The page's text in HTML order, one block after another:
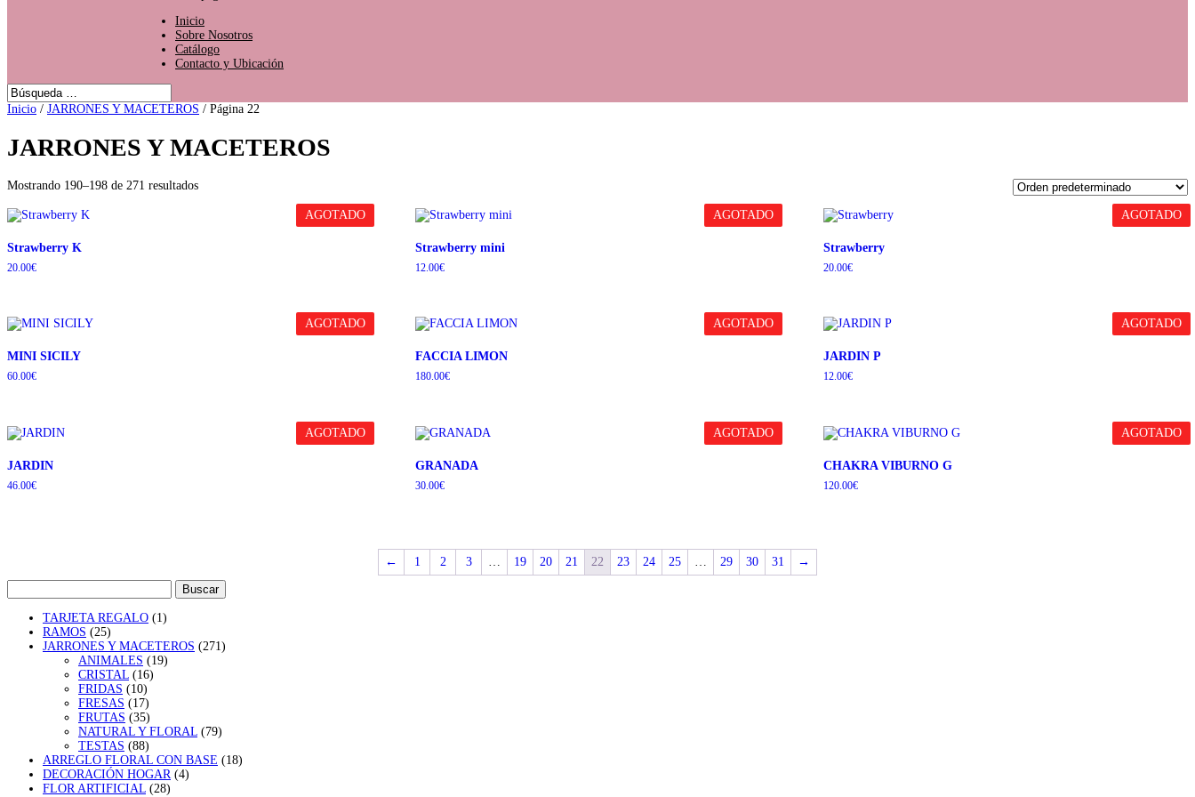
Inicio
Sobre Nosotros
Catálogo
Contacto y Ubicación
Inicio / JARRONES Y MACETEROS / Página 22
JARRONES Y MACETEROS
Mostrando 190–198 de 271 resultados
AGOTADO
Strawberry K
20.00€
AGOTADO
Strawberry mini
12.00€
AGOTADO
Strawberry
20.00€
AGOTADO
MINI SICILY
60.00€
AGOTADO
FACCIA LIMON
180.00€
AGOTADO
JARDIN P
12.00€
AGOTADO
JARDIN
46.00€
AGOTADO
GRANADA
30.00€
AGOTADO
CHAKRA VIBURNO G
120.00€
← 1 2 3 … 19 20 21 22 23 24 25 … 29 30 31
→
TARJETA REGALO 11
RAMOS 2525
productos
JARRONES Y MACETEROS 271271
ANIMALES 1919
CRISTAL 1616
FRIDAS 1010
productos
FRESAS 1717
productos
FRUTAS 3535
productos
NATURAL Y FLORAL 7979
TESTAS 8888
productos
ARREGLO FLORAL CON BASE 1818
DECORACIÓN HOGAR 44
FLOR ARTIFICIAL 2828